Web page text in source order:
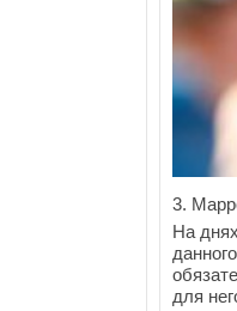
3.
На
для